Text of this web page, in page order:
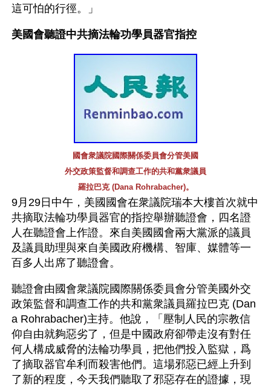
這可怕的行徑。」
美國會聽證中共摘法輪功學員器官指控
國會衆議院國際關係委員會分管美國
外交政策監督和調查工作的共和黨衆議員
羅拉巴克 (Dana Rohrabacher)。
9月29日中午，美國國會在衆議院瑞本大樓首次就中
共摘取法輪功學員器官的指控舉辦聽證會，四名證
人在聽證會上作證。來自美國國會兩大黨派的議員
及議員助理與來自美國政府機構、智庫、媒體等一
百多人出席了聽證會。
聽證會由國會衆議院國際關係委員會分管美國外交
政策監督和調查工作的共和黨衆議員羅拉巴克 (Dan
a Rohrabacher)主持。他說，「壓制人民的宗教信
仰自由就夠惡劣了，但是中國政府卻帶走沒有對任
何人構成威脅的法輪功學員，把他們投入監獄，爲
了摘取器官牟利而殺害他們。這場邪惡已經上升到
了新的程度，今天我們聽取了邪惡存在的證據，現